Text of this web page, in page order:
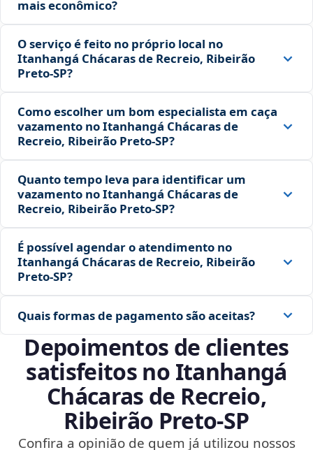
mais econômico?
O serviço é feito no próprio local no
Itanhangá Chácaras de Recreio, Ribeirão
Preto‑SP?
Como escolher um bom especialista em caça
vazamento no Itanhangá Chácaras de
Recreio, Ribeirão Preto‑SP?
Quanto tempo leva para identificar um
vazamento no Itanhangá Chácaras de
Recreio, Ribeirão Preto‑SP?
É possível agendar o atendimento no
Itanhangá Chácaras de Recreio, Ribeirão
Preto‑SP?
Quais formas de pagamento são aceitas?
Depoimentos de clientes
satisfeitos no Itanhangá
Chácaras de Recreio,
Ribeirão Preto‑SP
Confira a opinião de quem já utilizou nossos